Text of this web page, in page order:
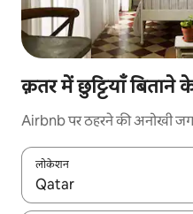
क़तर में छुट्टियाँ बिताने
Airbnb पर ठहरने की अनोखी
लोकेशन
नतीजों के उपलब्ध होने पर, अप